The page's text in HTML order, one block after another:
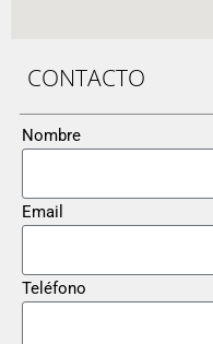
CONTACTO
Nombre
Email
Teléfono